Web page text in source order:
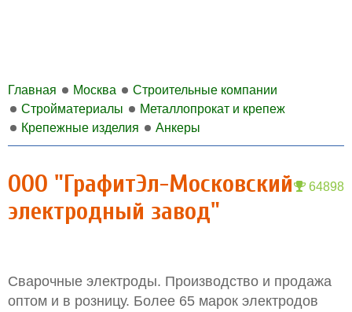
Главная Москва
Строительные компании
Стройматериалы
Металлопрокат и крепеж
Крепежные изделия
Анкеры
64898
ООО "ГрафитЭл-Московский
электродный завод"
Сварочные электроды. Производство и продажа
оптом и в розницу. Более 65 марок электродов